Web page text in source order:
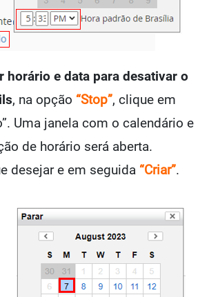
horário e data para desativar o
, na opção “Stop”, clique em
Uma janela com o calendário e
de horário será aberta.
desejar e em seguida “Criar”.